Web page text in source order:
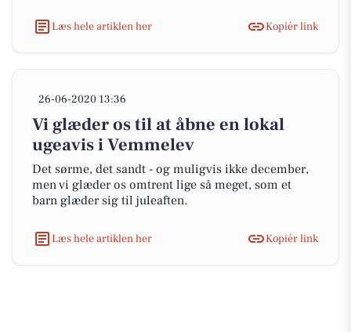
Læs hele artiklen her Kopiér link
26-06-2020 13:36
Vi glæder os til at åbne en lokal
ugeavis i Vemmelev
Det sørme, det sandt - og muligvis ikke december,
men vi glæder os omtrent lige så meget, som et
barn glæder sig til juleaften.
Læs hele artiklen her Kopiér link